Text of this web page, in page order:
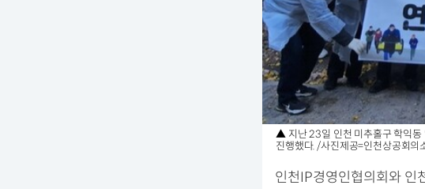
▲ 지난 23일 인천 미추홀구 학익동
진행했다. /사진제공=인천상공회의
인천IP경영인협의회와 인